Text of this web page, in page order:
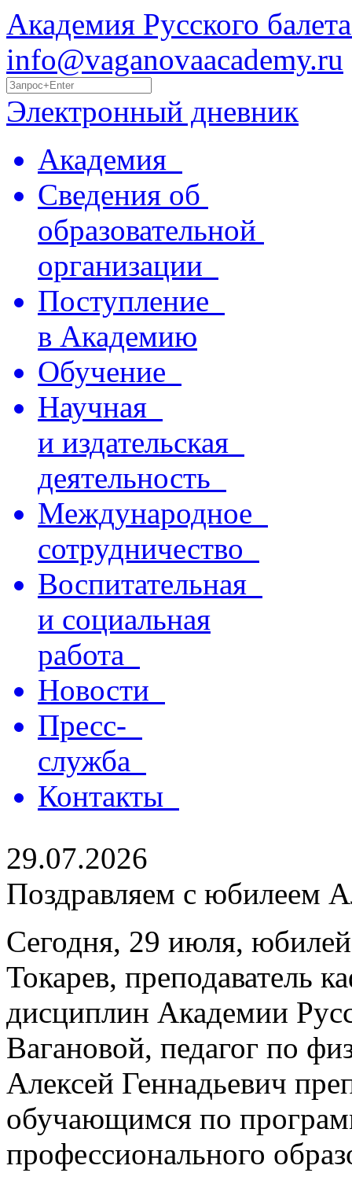
Академия Русского
info@vaganovaacademy.ru
Электронный дневник
Академия
Сведения об
образовательной
организации
Поступление
в Академию
Обучение
Научная
и издательская
деятельность
Международное
сотрудничество
Воспитательная
и социальная
работа
Новости
Пресс-
служба
Контакты
29.07.2026
Поздравляем с юбилеем
Сегодня, 29 июля,
Токарев, преподаватель
дисциплин Академии
Вагановой, педагог по
Алексей Геннадьевич
обучающимся по
профессионального